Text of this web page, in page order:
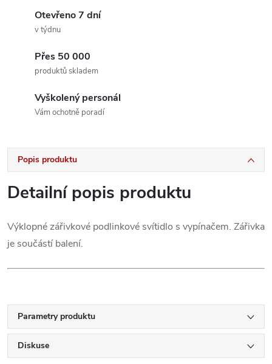
Otevřeno 7 dní
v týdnu
Přes 50 000
produktů skladem
Vyškolený personál
Vám ochotně poradí
Popis produktu
Detailní popis produktu
Výklopné zářivkové podlinkové svítidlo s vypínačem. Zářivka
je součástí balení.
Parametry produktu
Diskuse